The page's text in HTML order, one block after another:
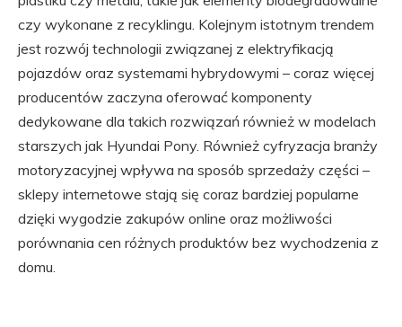
czy wykonane z recyklingu. Kolejnym istotnym trendem
jest rozwój technologii związanej z elektryfikacją
pojazdów oraz systemami hybrydowymi – coraz więcej
producentów zaczyna oferować komponenty
dedykowane dla takich rozwiązań również w modelach
starszych jak Hyundai Pony. Również cyfryzacja branży
motoryzacyjnej wpływa na sposób sprzedaży części –
sklepy internetowe stają się coraz bardziej popularne
dzięki wygodzie zakupów online oraz możliwości
porównania cen różnych produktów bez wychodzenia z
domu.